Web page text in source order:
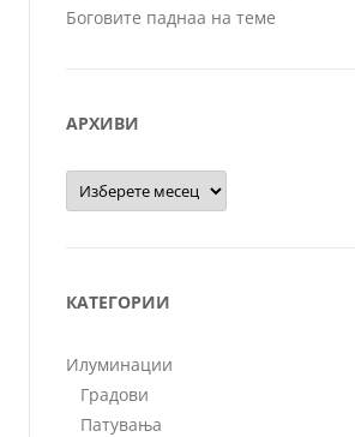
Боговите паднаа на теме
АРХИВИ
Архиви
КАТЕГОРИИ
Илуминации
Градови
Патувања